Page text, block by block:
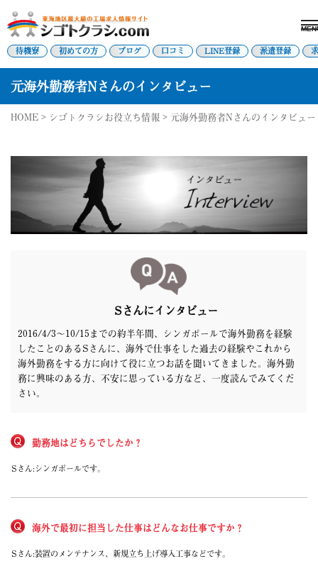
電話受付はこちら
派遣登録 LINE登録
初めての方へ
東海エリア
愛知県
大阪府
兵庫県
奈良県
和歌山県
関東エリア
群馬県
埼玉県
東京都
青森県
岩手県
宮城県
待機寮 初めての方 ブログ 口コミ LINE登録 派遣登録
元海外勤務者Nさんのインタビュー
HOME > シゴトクラシお役立ち情報 > 元海外勤務者Nさんのインタビュー
Sさんにインタビュー
2016/4/3～10/15までの約半年間、シンガポールで海外勤務を経験
したことのあるSさんに、海外で仕事をした過去の経験やこれから
海外勤務をする方に向けて役に立つお話を聞いてきました。海外勤
務に興味のある方、不安に思っている方など、一度読んでみてくだ
さい。
勤務地はどちらでしたか？
Sさん:シンガポールです。
海外で最初に担当した仕事はどんなお仕事ですか？
Sさん:装置のメンテナンス、新規立ち上げ導入工事などです。